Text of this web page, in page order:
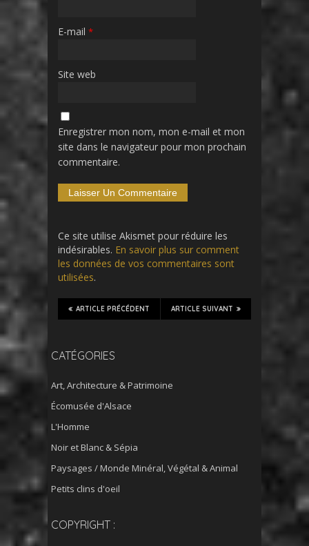
E-mail *
Site web
Enregistrer mon nom, mon e-mail et mon
site dans le navigateur pour mon prochain
commentaire.
Ce site utilise Akismet pour réduire les
indésirables. En savoir plus sur comment
les données de vos commentaires sont
utilisées.
ARTICLE SUIVANT
ARTICLE PRÉCÉDENT
CATÉGORIES
Art, Architecture & Patrimoine
Écomusée d'Alsace
L'Homme
Noir et Blanc & Sépia
Paysages / Monde Minéral, Végétal & Animal
Petits clins d'oeil
COPYRIGHT :